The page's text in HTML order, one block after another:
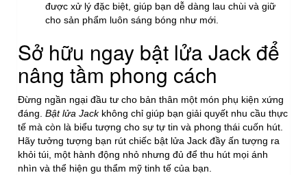
được xử lý đặc biệt, giúp bạn dễ dàng lau chùi và giữ
cho sản phẩm luôn sáng bóng như mới.
Sở hữu ngay bật lửa Jack để
nâng tầm phong cách
Đừng ngần ngại đầu tư cho bản thân một món phụ kiện xứng
đáng. Bật lửa Jackkhông chỉ giúp bạn giải quyết nhu cầu thực
tế mà còn là biểu tượng cho sự tự tin và phong thái cuốn hút.
Hãy tưởng tượng bạn rút chiếc bật lửa Jack đầy ấn tượng ra
khỏi túi, một hành động nhỏ nhưng đủ để thu hút mọi ánh
nhìn và thể hiện gu thẩm mỹ tinh tế của bạn.